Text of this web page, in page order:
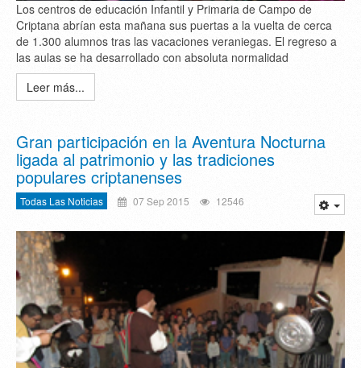
Los centros de educación Infantil y Primaria de Campo de
Criptana abrían esta mañana sus puertas a la vuelta de cerca
de 1.300 alumnos tras las vacaciones veraniegas. El regreso a
las aulas se ha desarrollado con absoluta normalidad
Leer más...
Gran participación en la Aventura Nocturna
ligada al patrimonio y las tradiciones
populares criptanenses
Todas Las Noticias 07 Sep 2015 12546